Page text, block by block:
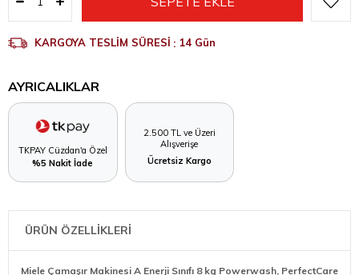
KARGOYA TESLİM SÜRESİ : 14 Gün
AYRICALIKLAR
TKPAY Cüzdan'a Özel
%5 Nakit İade
2.500 TL ve Üzeri
Alışverişe
Ücretsiz Kargo
ÜRÜN ÖZELLİKLERİ
Miele Çamaşır Makinesi A Enerji Sınıfı 8 kg Powerwash, PerfectCare